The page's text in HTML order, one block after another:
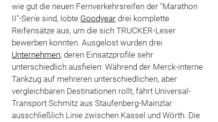
wie gut die neuen Fernverkehrsreifen der "Marathon
II"-Serie sind, lobte Goodyeardrei komplette
Reifensätze aus, um die sich TRUCKER-Leser
bewerben konnten. Ausgelost wurden drei
Unternehmen, deren Einsatzprofile sehr
unterschiedlich ausfielen: Während der Merck-interne
Tankzug auf mehreren unterschiedlichen, aber
vergleichbaren Destinationen rollt, fährt Universal-
Transport Schmitz aus Staufenberg-Mainzlar
ausschließlich Linie zwischen Kassel und Wörth. Die